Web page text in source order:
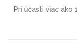
Pri účasti viac ako